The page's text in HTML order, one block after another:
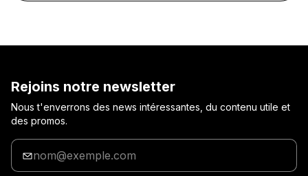
Rejoins notre newsletter
Nous t'enverrons des news intéressantes, du contenu utile et
des promos.
Entre
ton
adresse